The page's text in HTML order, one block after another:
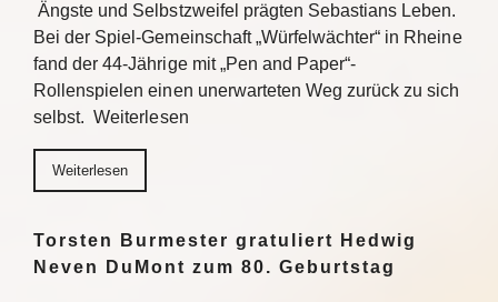
Ängste und Selbstzweifel prägten Sebastians Leben.
Bei der Spiel-Gemeinschaft „Würfelwächter“ in Rheine
fand der 44-Jährige mit „Pen and Paper“-
Rollenspielen einen unerwarteten Weg zurück zu sich
selbst. Weiterlesen
Weiterlesen
Torsten Burmester gratuliert Hedwig
Neven DuMont zum 80. Geburtstag